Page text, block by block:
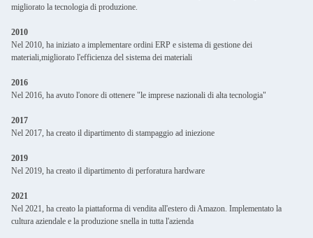
migliorato la tecnologia di produzione.
2010
Nel 2010, ha iniziato a implementare ordini ERP e sistema di gestione dei
materiali,migliorato l'efficienza del sistema dei materiali
2016
Nel 2016, ha avuto l'onore di ottenere "le imprese nazionali di alta tecnologia"
2017
Nel 2017, ha creato il dipartimento di stampaggio ad iniezione
2019
Nel 2019, ha creato il dipartimento di perforatura hardware
2021
Nel 2021, ha creato la piattaforma di vendita all'estero di Amazon. Implementato la
cultura aziendale e la produzione snella in tutta l'azienda